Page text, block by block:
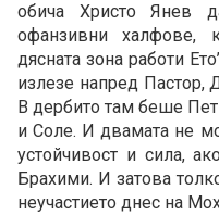
обича Христо Янев
офанзивни халфове,
дясната зона работи
излезе напред Пастор,
В дербито там беше
и Соле. И двамата не
устойчивост и сила,
Брахими. И затова
неучастието днес на